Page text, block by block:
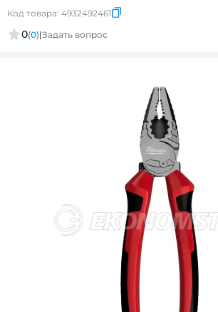
Код товара: 4932492461
0(0)|Задать вопрос